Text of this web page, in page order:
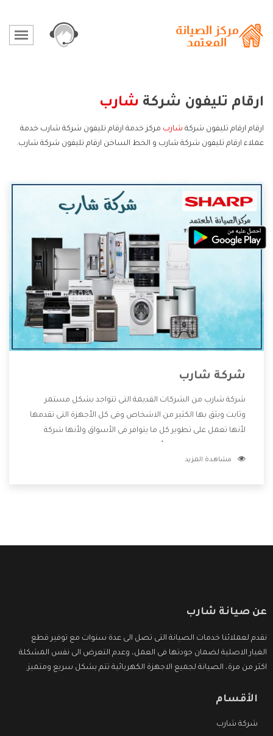
ارقام تليفون شركة شارب
ارقام ارقام تليفون شركة شارب مركز خدمة ارقام تليفون شركة شارب خدمة
عملاء ارقام تليفون شركة شارب و الخط الساخن ارقام تليفون شركة شارب.
شركة شارب
شركة شارب من الشركات القديمة التى تتواجد بشكل مستمر
وثابت ويثق بها الكثير من الاشخاص وفى كل الأجهزة التى تقدمها
لأنها تعمل على تطوير كل ما يتوافر فى الأسواق ولأنها شركة
وتقدم للعملاء أقوى العروض والخصومات التى تسهل على
مشاهدة المزيد
عن صيانة شارب
نقدم لعملائنا خدمات الصيانة التى تصل الى عدة سنوات مع توفير قطع
الغيار الاصلية لضمان جودتها فى العمل، وعدم التعرض الى نفس المشكلة
اكثر من مرة، الصيانة لجميع الاجهزة الكهربائية تتم بشكل سريع ومتميز.
الأقسام
شركة شارب